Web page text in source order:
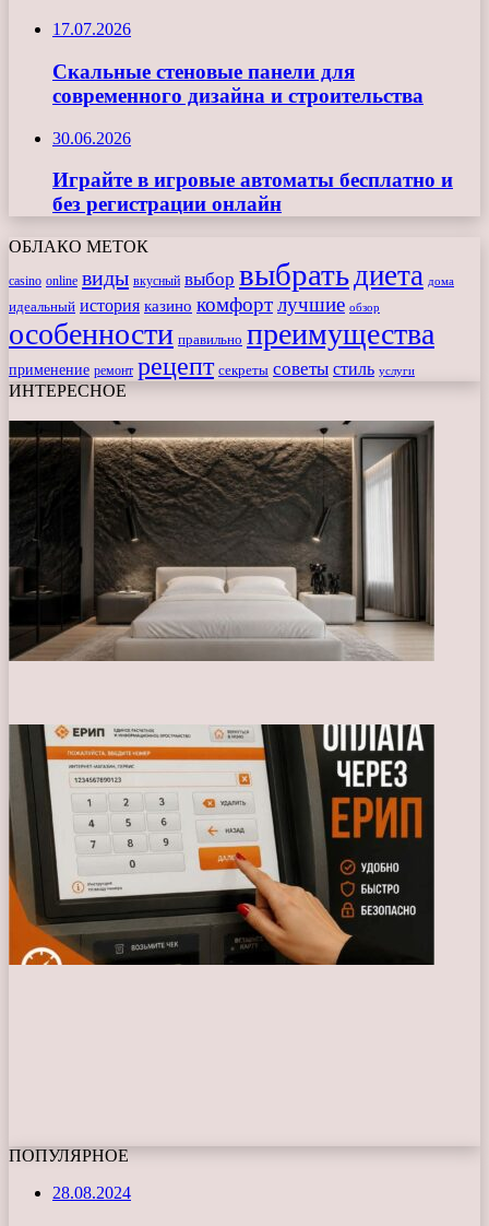
17.07.2026
Скальные стеновые панели для
современного дизайна и строительства
30.06.2026
Играйте в игровые автоматы бесплатно и
без регистрации онлайн
ОБЛАКО МЕТОК
casino online виды вкусный выбор выбратьдиета дома
идеальный история казино комфортлучшие обзор
особенности правильно преимущества
применение ремонт рецепт секреты советы стиль услуги
ИНТЕРЕСНОЕ
ПОПУЛЯРНОЕ
28.08.2024